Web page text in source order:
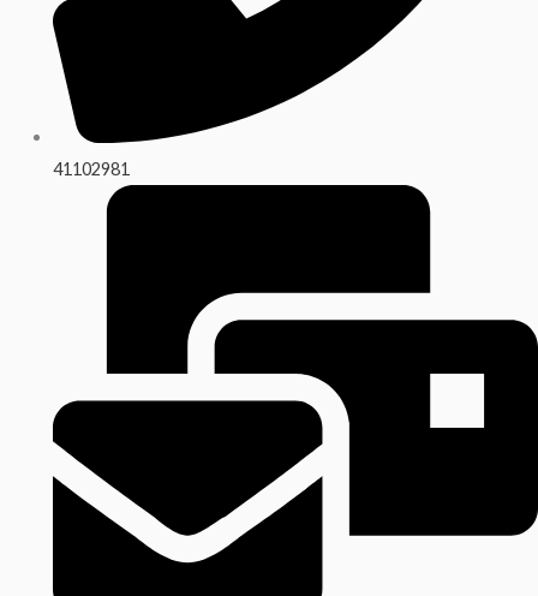
41102981